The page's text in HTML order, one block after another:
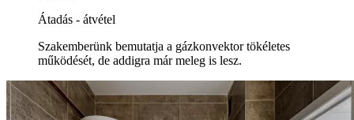
Átadás - átvétel
Szakemberünk bemutatja a gázkonvektor tökéletes
működését, de addigra már meleg is lesz.